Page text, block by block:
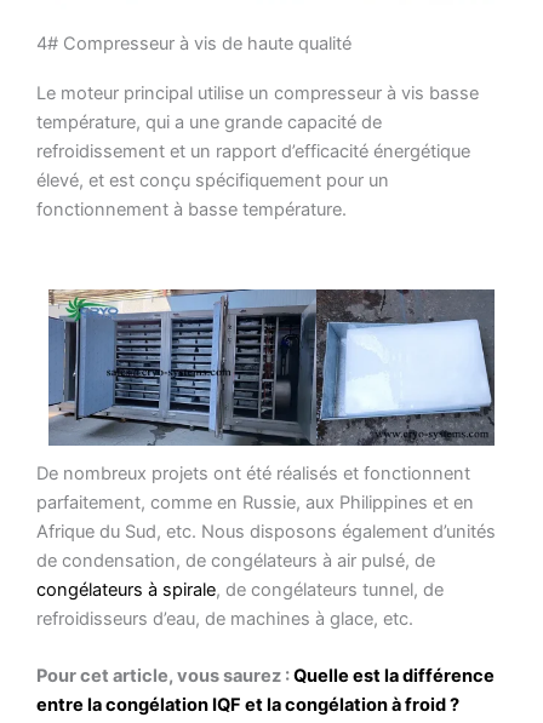
4# Compresseur à vis de haute qualité
Le moteur principal utilise un compresseur à vis basse
température, qui a une grande capacité de
refroidissement et un rapport d’efficacité énergétique
élevé, et est conçu spécifiquement pour un
fonctionnement à basse température.
De nombreux projets ont été réalisés et fonctionnent
parfaitement, comme en Russie, aux Philippines et en
Afrique du Sud, etc. Nous disposons également d’unités
de condensation, de congélateurs à air pulsé, de
congélateurs à spirale, de congélateurs tunnel, de
refroidisseurs d’eau, de machines à glace, etc.
Pour cet article, vous saurez :Quelle est la différence
entre la congélation IQF et la congélation à froid ?